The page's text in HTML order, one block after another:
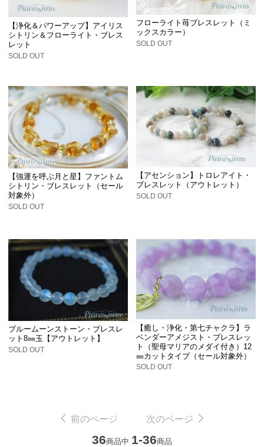
【浄化＆パワーアップ】アイリス
シトリン＆フローライト・ブレス
レット
SOLD OUT
フローライト苺ブレスレット（ミ
ックスカラー）
SOLD OUT
【強運を呼ぶ月と星】ファントム
シトリン・ブレスレット（セール
対象外）
SOLD OUT
【アセンション】トロレアイト・
ブレスレット（アウトレット）
SOLD OUT
ブルームーンストーン・ブレスレ
ット8㎜玉【アウトレット】
SOLD OUT
【癒し・浄化・第七チャクラ】ラ
ベンダーアメジスト・ブレスレッ
ト（聖母マリアのメダイ付き）12
㎜カットタイプ（セール対象外）
SOLD OUT
前のページ 次のページ
36商品中 1-36商品